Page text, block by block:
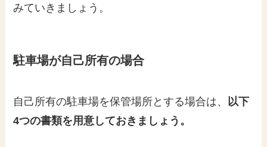
みていきましょう。
駐車場が自己所有の場合
自己所有の駐車場を保管場所とする場合は、 以下
4つの書類を用意しておきましょう。